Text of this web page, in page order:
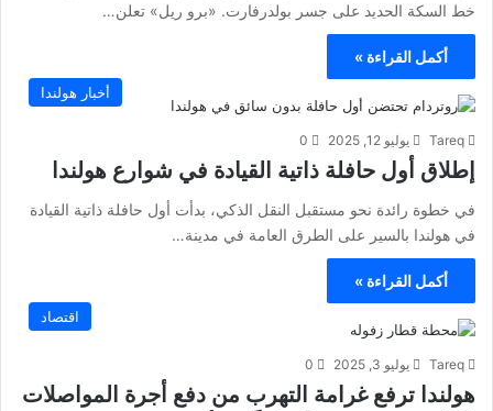
خط السكة الحديد على جسر بولدرفارت. «برو ريل» تعلن…
أكمل القراءة »
أخبار هولندا
Tareq يوليو 12, 2025 0
إطلاق أول حافلة ذاتية القيادة في شوارع هولندا
في خطوة رائدة نحو مستقبل النقل الذكي، بدأت أول حافلة ذاتية القيادة
في هولندا بالسير على الطرق العامة في مدينة…
أكمل القراءة »
اقتصاد
Tareq يوليو 3, 2025 0
هولندا ترفع غرامة التهرب من دفع أجرة المواصلات